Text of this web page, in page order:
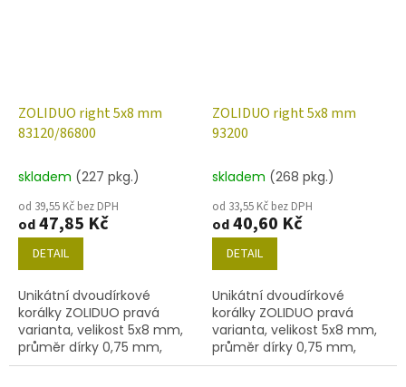
ZOLIDUO right 5x8 mm
83120/86800
skladem (227 pkg.)
od 39,55 Kč bez DPH
od47,85 Kč
DETAIL
Unikátní dvoudírkové
korálky ZOLIDUO pravá
varianta, velikost 5x8 mm,
průměr dírky 0,75 mm,
obsah balení 20 ks nebo
ZOLIDUO right 5x8 mm
93200
skladem (268 pkg.)
od 33,55 Kč bez DPH
od40,60 Kč
DETAIL
Unikátní dvoudírkové
korálky ZOLIDUO pravá
varianta, velikost 5x8 mm,
průměr dírky 0,75 mm,
obsah balení 20 ks nebo